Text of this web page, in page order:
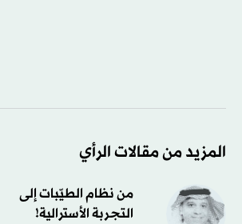
المزيد من مقالات الرأي
من نظام الطيّبات إلى
التجربة الأسترالية!